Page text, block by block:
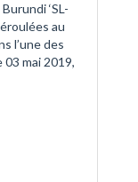
‘SL-
au
l’une des
03 mai 2019,